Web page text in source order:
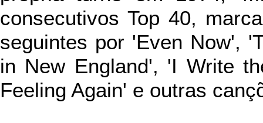
consecutivos Top 40,
seguintes por 'Even Now',
in New England', 'I Write
Feeling Again' e outras